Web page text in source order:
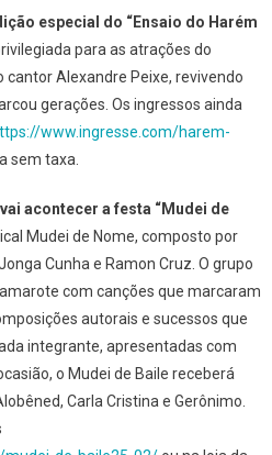
especial do “Ensaio do Harém
para as atrações do
cantor Alexandre Peixe, revivendo
gerações. Os ingressos ainda
www.ingresse.com/harem-
sem taxa.
acontecer a festa “Mudei de
Mudei de Nome, composto por
Cunha e Ramon Cruz. O grupo
com canções que marcaram
autorais e sucessos que
integrante, apresentadas com
o Mudei de Baile receberá
Carla Cristina e Gerônimo.